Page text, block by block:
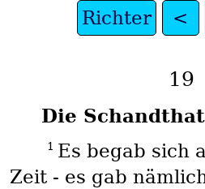
Richter <
19
Die
1 Es begab sich
Zeit - es gab